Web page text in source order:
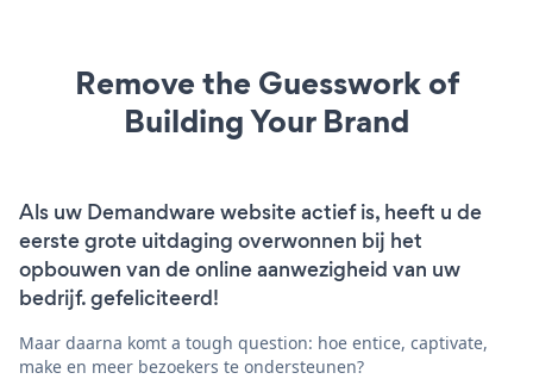
Remove the Guesswork of
Building Your Brand
Als uw Demandware website actief is, heeft u de
eerste grote uitdaging overwonnen bij het
opbouwen van de online aanwezigheid van uw
bedrijf. gefeliciteerd!
Maar daarna komt a tough question: hoe entice, captivate,
make en meer bezoekers te ondersteunen?